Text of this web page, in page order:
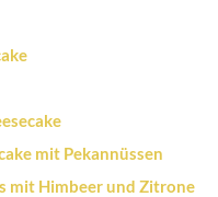
mit Pekannüssen
mit Himbeer und Zitrone